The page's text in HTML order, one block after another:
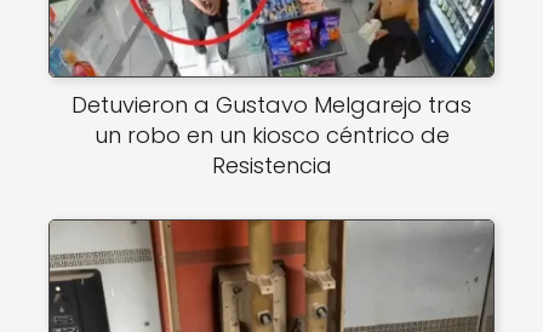
Detuvieron a Gustavo Melgarejo tras
un robo en un kiosco céntrico de
Resistencia